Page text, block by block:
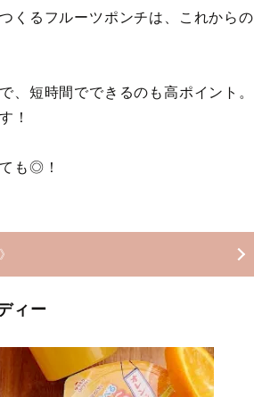
くるフルーツポンチは、これからの
、短時間でできるのも高ポイント。
！
も◎！
ィー